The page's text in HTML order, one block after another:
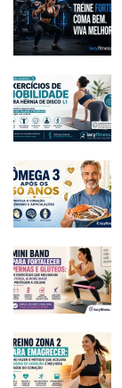
Estimula a
sensação
pressão
Dica:Comece
alinhados,
sem impacto:
2.
A musculatura
e pernas)
alongamento
pressão sobre a